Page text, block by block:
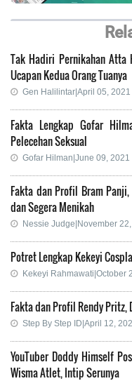
Tak Hadiri Pernikahan
Ucapan Kedua Orang Tuanya
Gen Halilintar|April 05,
Fakta Lengkap Gofar
Pelecehan Seksual
Gofar Hilman|June 09, 2021
Fakta dan Profil Bram
dan Segera Menikah
Nessie Judge|November
Potret Lengkap Kekeyi
Kekeyi Rahmawati|October
Fakta dan Profil Rendy Pritz,
Step By Step ID|April 12,
YouTuber Doddy Himself
Wisma Atlet, Intip Serunya